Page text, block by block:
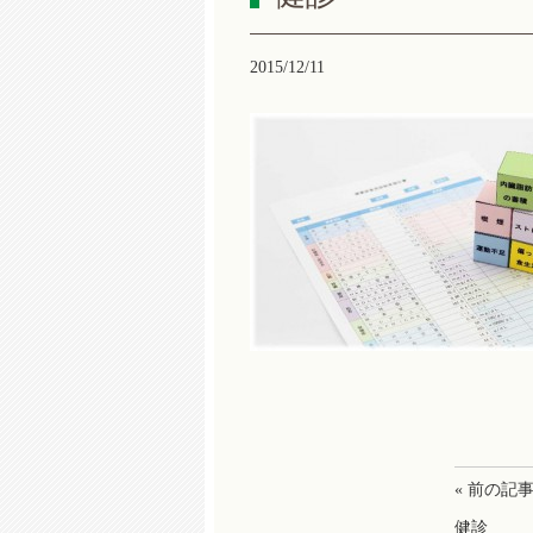
2015/12/11
« 前の記事
健診